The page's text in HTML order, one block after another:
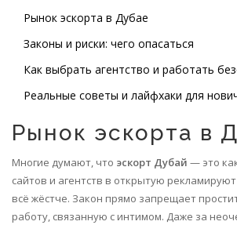
Рынок эскорта в Дубае
Законы и риски: чего опасаться
Как выбрать агентство и работать
Реальные советы и лайфхаки для
Рынок эскорта в
Многие думают, что эскорт Дубай — это
сайтов и агентств в открытую
всё жёстче. Закон прямо запрещает
работу, связанную с интимом. Даже за